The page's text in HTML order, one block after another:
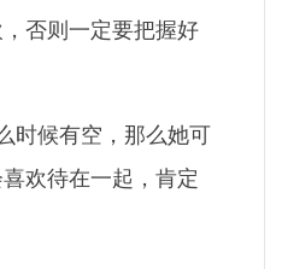
否则一定要把握好
时候有空，那么她可
欢待在一起，肯定